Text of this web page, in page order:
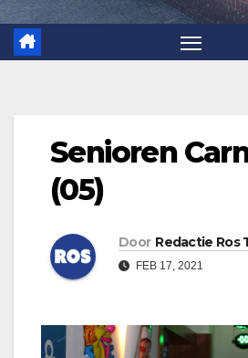
Senioren
(05)
Door Redactie Ros
FEB 17, 2021